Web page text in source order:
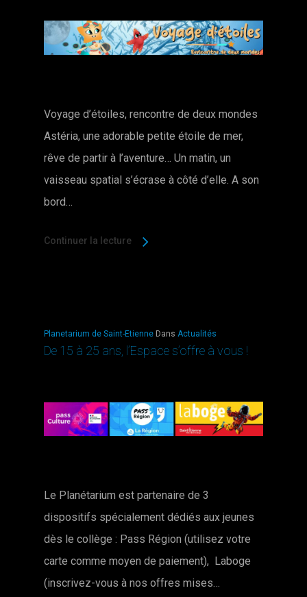
Voyage d’étoiles, rencontre de deux mondes
Astéria, une adorable petite étoile de mer,
rêve de partir à l’aventure… Un matin, un
vaisseau spatial s’écrase à côté d’elle. A son
bord…
Continuer la lecture
Planetarium de Saint-Etienne Dans Actualités
De 15 à 25 ans, l’Espace s’offre à vous !
Le Planétarium est partenaire de 3
dispositifs spécialement dédiés aux jeunes
dès le collège : Pass Région (utilisez votre
carte comme moyen de paiement), Laboge
(inscrivez-vous à nos offres mises…